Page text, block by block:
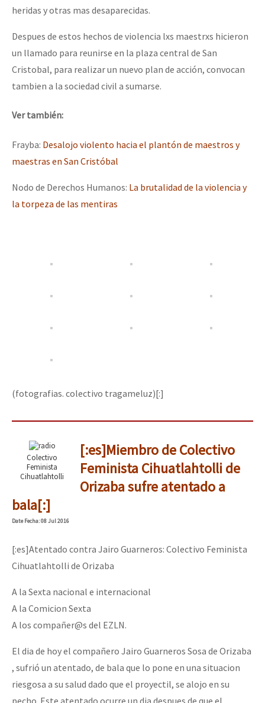
heridas y otras mas desaparecidas.
Despues de estos hechos de violencia lxs maestrxs hicieron
un llamado para reunirse en la plaza central de San
Cristobal, para realizar un nuevo plan de acción, convocan
tambien a la sociedad civil a sumarse.
Ver también:
Frayba: Desalojo violento hacia el plantón de maestros y
maestras en San Cristóbal
Nodo de Derechos Humanos: La brutalidad de la violencia y
la torpeza de las mentiras
(fotografias. colectivo tragameluz)[:]
Colectivo
Feminista
Cihuatlahtolli
[:es]Miembro de Colectivo
Feminista Cihuatlahtolli de
Orizaba sufre atentado a
bala[:]
DateFecha: 08 Jul 2016
[:es]Atentado contra Jairo Guarneros: Colectivo Feminista
Cihuatlahtolli de Orizaba
A la Sexta nacional e internacional
A la Comicion Sexta
A los compañer@s del EZLN.
El dia de hoy el compañero Jairo Guarneros Sosa de Orizaba
, sufrió un atentado, de bala que lo pone en una situacion
riesgosa a su salud dado que el proyectil, se alojo en su
pecho. Este atentado ocurre un dia despues de que el